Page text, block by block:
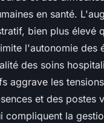
en santé.
bien plus élevé
l'autonomie des
des soins
aggrave les
et des postes
compliquent la